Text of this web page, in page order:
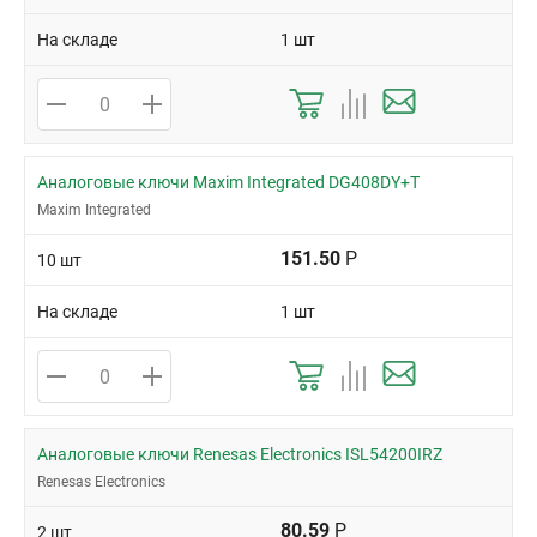
На складе 1 шт
Аналоговые ключи Maxim Integrated DG408DY+T
Maxim Integrated
10 шт 151.50 Р
На складе 1 шт
Аналоговые ключи Renesas Electronics ISL54200IRZ
Renesas Electronics
2 шт 80.59 Р